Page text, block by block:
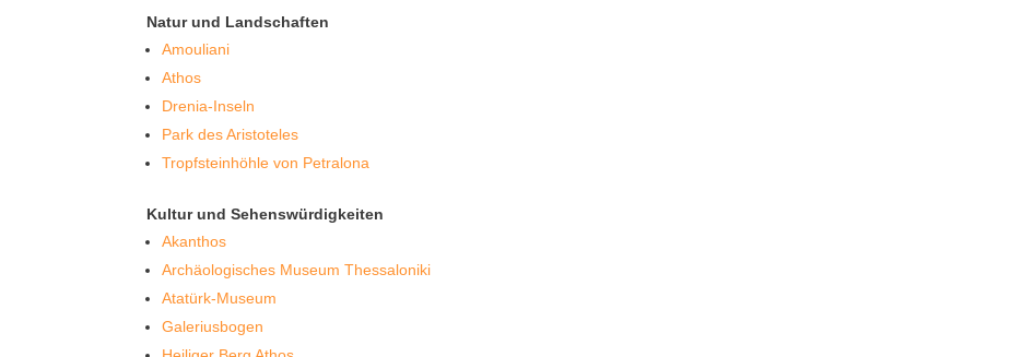
Natur und Landschaften
Amouliani
Athos
Drenia-Inseln
Park des Aristoteles
Tropfsteinhöhle von Petralona
Kultur und Sehenswürdigkeiten
Akanthos
Archäologisches Museum Thessaloniki
Atatürk-Museum
Galeriusbogen